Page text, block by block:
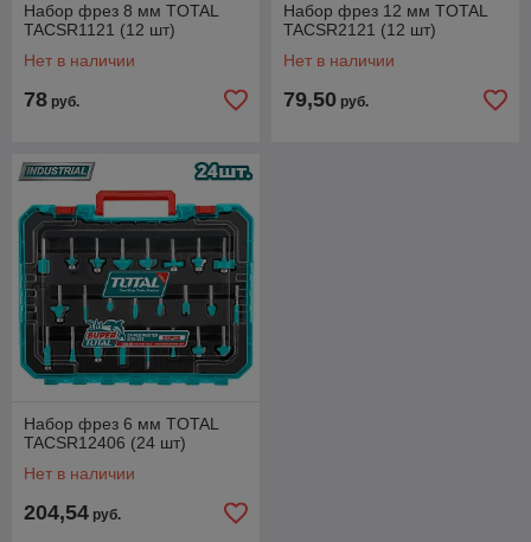
Набор фрез 8 мм TOTAL
TACSR1121 (12 шт)
Нет в наличии
78 руб.
Набор фрез 12 мм TOTAL
TACSR2121 (12 шт)
Нет в наличии
79,50 руб.
Набор фрез 6 мм TOTAL
TACSR12406 (24 шт)
Нет в наличии
204,54 руб.